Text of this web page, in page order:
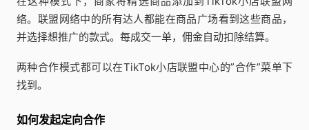
络。联盟网络中的所有达人都能在商品广场看到这些商品，
并选择想推广的款式。每成交一单，佣金自动扣除结算。
两种合作模式都可以在TikTok小店联盟中心的”合作”菜单下
找到。
如何发起定向合作